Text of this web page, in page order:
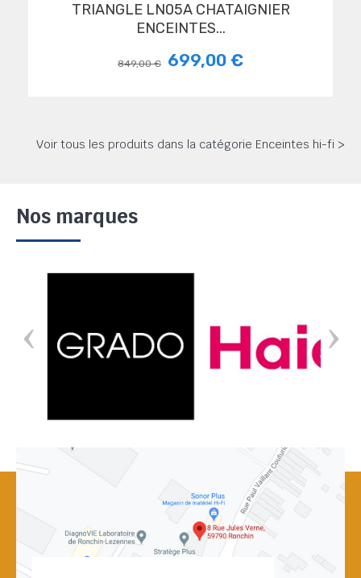
TRIANGLE LN05A CHATAIGNIER
ENCEINTES...
849,00 € 699,00 €
Voir tous les produits dans la catégorie Enceintes hi-fi >
Nos marques